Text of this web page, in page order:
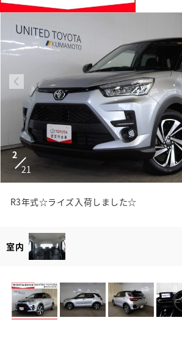
2
21
R3年式☆ライズ入荷しました☆
室内